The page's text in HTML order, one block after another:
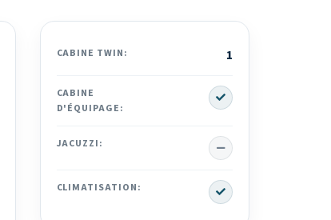
CABINE TWIN: 1
CABINE
D'ÉQUIPAGE:
Yes
JACUZZI: No
CLIMATISATION: Yes